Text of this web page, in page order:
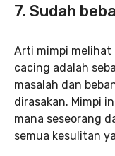
7. Sudah
Arti mimpi melihat
cacing adalah
masalah dan
dirasakan. Mimpi
mana seseorang
semua kesulitan